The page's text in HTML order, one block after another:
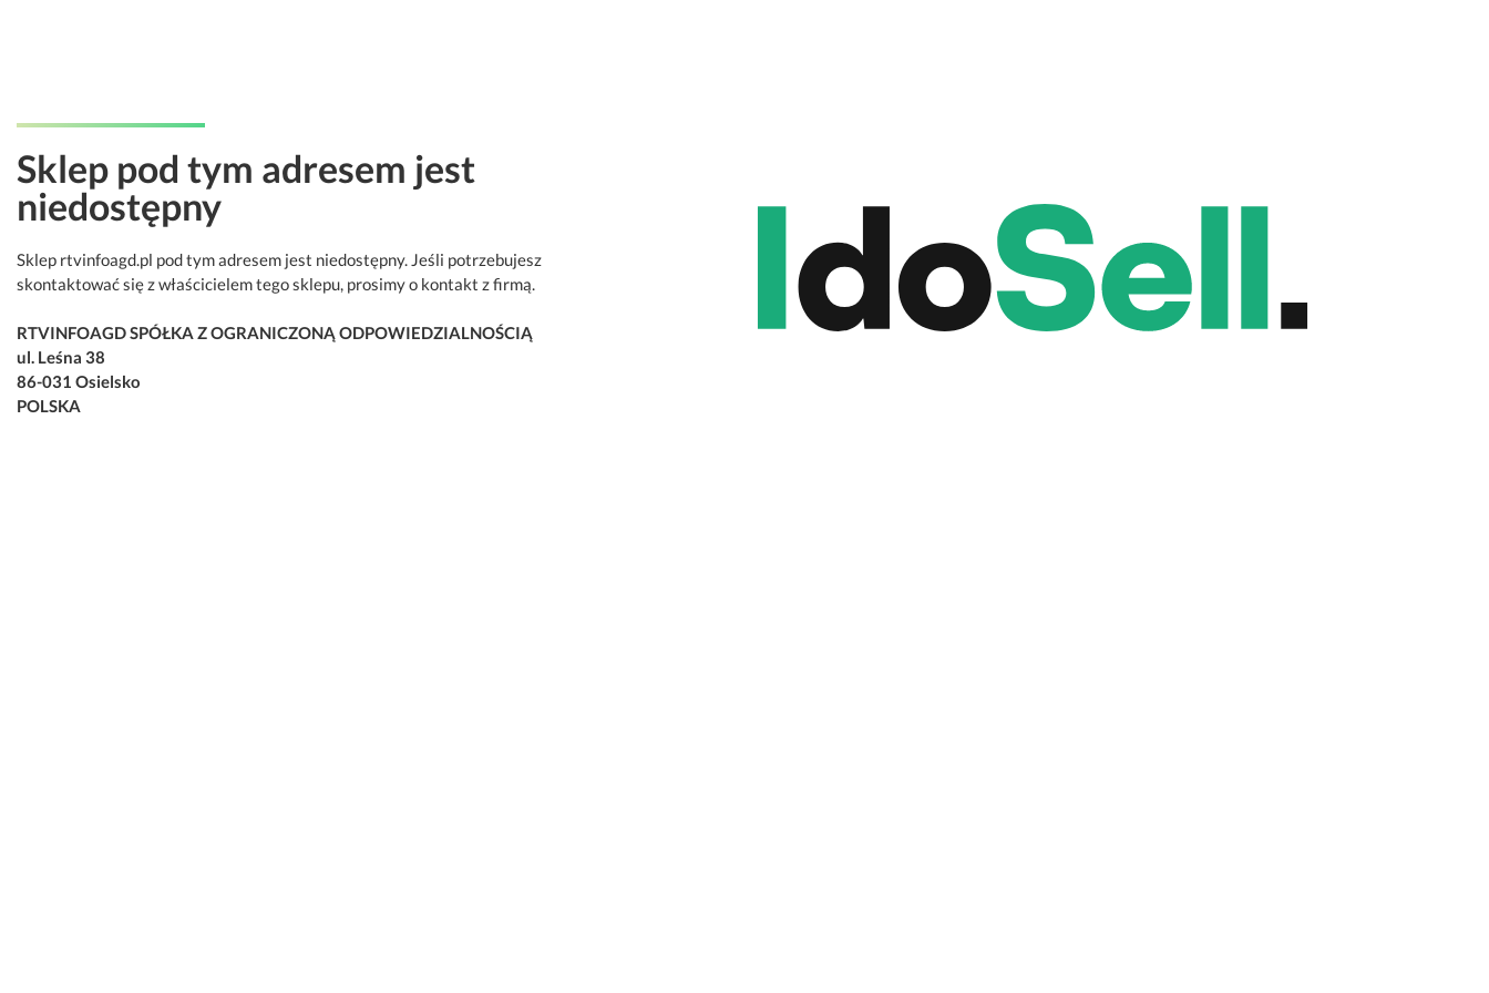
Sklep pod tym adresem jest
niedostępny
Sklep rtvinfoagd.pl pod tym adresem jest niedostępny. Jeśli potrzebujesz
skontaktować się z właścicielem tego sklepu, prosimy o kontakt z firmą.
RTVINFOAGD SPÓŁKA Z OGRANICZONĄ ODPOWIEDZIALNOŚCIĄ
ul. Leśna 38
86-031 Osielsko
POLSKA